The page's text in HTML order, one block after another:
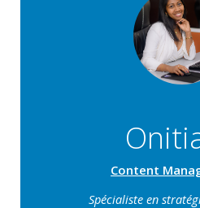
Content
Spécialiste en